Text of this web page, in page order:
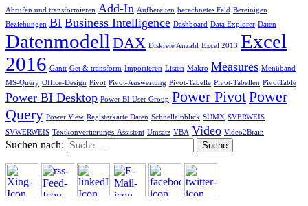
Abrufen und transformieren Add-In Aufbereiten berechnetes Feld Bereinigen
Beziehungen BI Business Intelligence Dashboard Data Explorer Daten
Datenmodell DAX Diskrete Anzahl Excel 2013 Excel
2016 Gantt Get & transform Importieren Listen Makro Measures Menüband
MS-Query Office-Design Pivot Pivot-Auswertung Pivot-Tabelle Pivot-Tabellen PivotTable
Power BI Desktop Power BI User Group Power PivotPower
Query Power View Registerkarte Daten Schnelleinblick SUMX SVERWEIS
SVWERWEIS Textkonvertierungs-Assistent Umsatz VBA Video Video2Brain
Suchen nach: